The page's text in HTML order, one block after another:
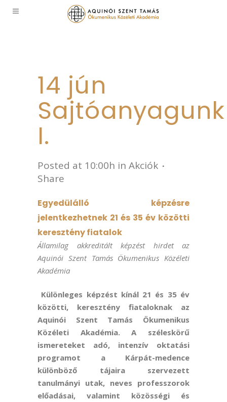
14 jún
Sajtóanyagunk
I.
Posted at 10:00h in Akciók
Share
Egyedülálló képzésre
jelentkezhetnek 21 és 35 év közötti
keresztény fiatalok
Államilag akkreditált képzést hirdet az
Aquinói Szent Tamás Ökumenikus Közéleti
Akadémia
Különleges képzést kínál 21 és 35 év
közötti, keresztény fiataloknak az
Aquinói Szent Tamás Ökumenikus
Közéleti Akadémia. A széleskörű
ismereteket adó, intenzív oktatási
programot a Kárpát-medence
különböző tájaira szervezett
tanulmányi utak, neves professzorok
előadásai, valamint közösségi és